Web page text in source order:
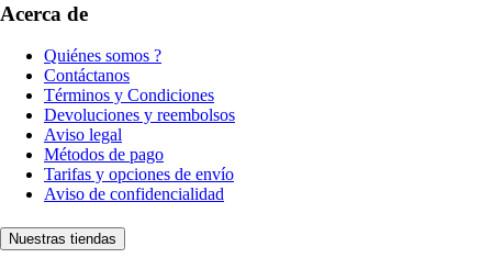
Acerca de
Quiénes somos ?
Contáctanos
Términos y Condiciones
Devoluciones y reembolsos
Aviso legal
Métodos de pago
Tarifas y opciones de envío
Aviso de confidencialidad
Nuestras tiendas